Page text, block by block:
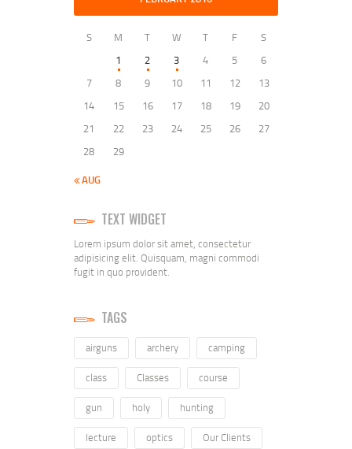
S M T W T F
S
1
2 3 4 5
6
7
8 9 10 11 12
13
14
15 16 17 18 19
20
21
22 23 24 25 26
27
28
29
« AUG
TEXT WIDGET
Lorem ipsum dolor sit amet, consectetur
adipisicing elit. Quisquam, magni commodi
fugit in quo provident.
TAGS
airguns archery camping
class Classes course
gun holy hunting
lecture optics Our Clients